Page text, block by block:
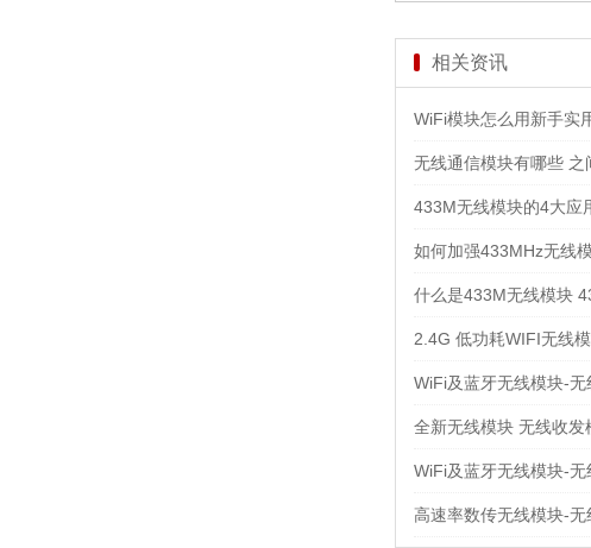
相关资讯
WiFi模块怎么用新手实
无线通信模块有哪些 之
433M无线模块的4大应
如何加强433MHz无线
什么是433M无线模块
2.4G 低功耗WIFI无线
WiFi及蓝牙无线模块-无
全新无线模块 无线收发
WiFi及蓝牙无线模块-
高速率数传无线模块-无